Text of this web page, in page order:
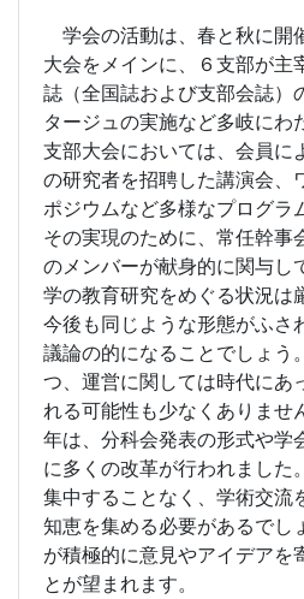
学会の活動は、春と秋に開
大会をメインに、６支部が主
誌（全国誌および支部会誌）
タージュの実施など多岐にわ
支部大会においては、会員に
の研究者を招聘した講演会、
ポジウムなど多様なプログラ
その実現のために、常任幹事
のメンバーが献身的に関与し
学の教育研究をめぐる状況は
今後も同じような形態がふさ
議論の的になることでしょう
つ、運営に関しては時代にあ
れる可能性も少なくありませ
年は、分科会発表の形式や学
に多くの改革が行われました
集中することなく、学術交流
知恵を集める必要があるでし
が積極的に意見やアイデアを
とが望まれます。